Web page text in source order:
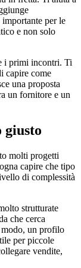
per le
e non solo
i primi incontri. Ti
capire come
una proposta
un fornitore e un
giusto
molti progetti
capire che tipo
di complessità
strutturate
che cerca
modo, un profilo
per piccole
vendite,